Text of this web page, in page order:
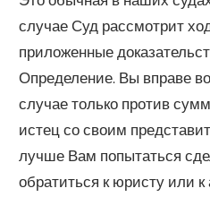
случае Суд рассмотрит
приложенные
Определение. Вы вправе
случае только против
истец со своим
лучше Вам попытаться
обратиться к юристу или к